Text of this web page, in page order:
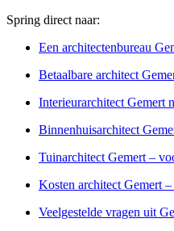
Spring direct naar:
Een architectenbureau
Betaalbare architect
Interieurarchitect Gemert
Binnenhuisarchitect
Tuinarchitect Gemert –
Kosten architect Gemert
Veelgestelde vragen uit